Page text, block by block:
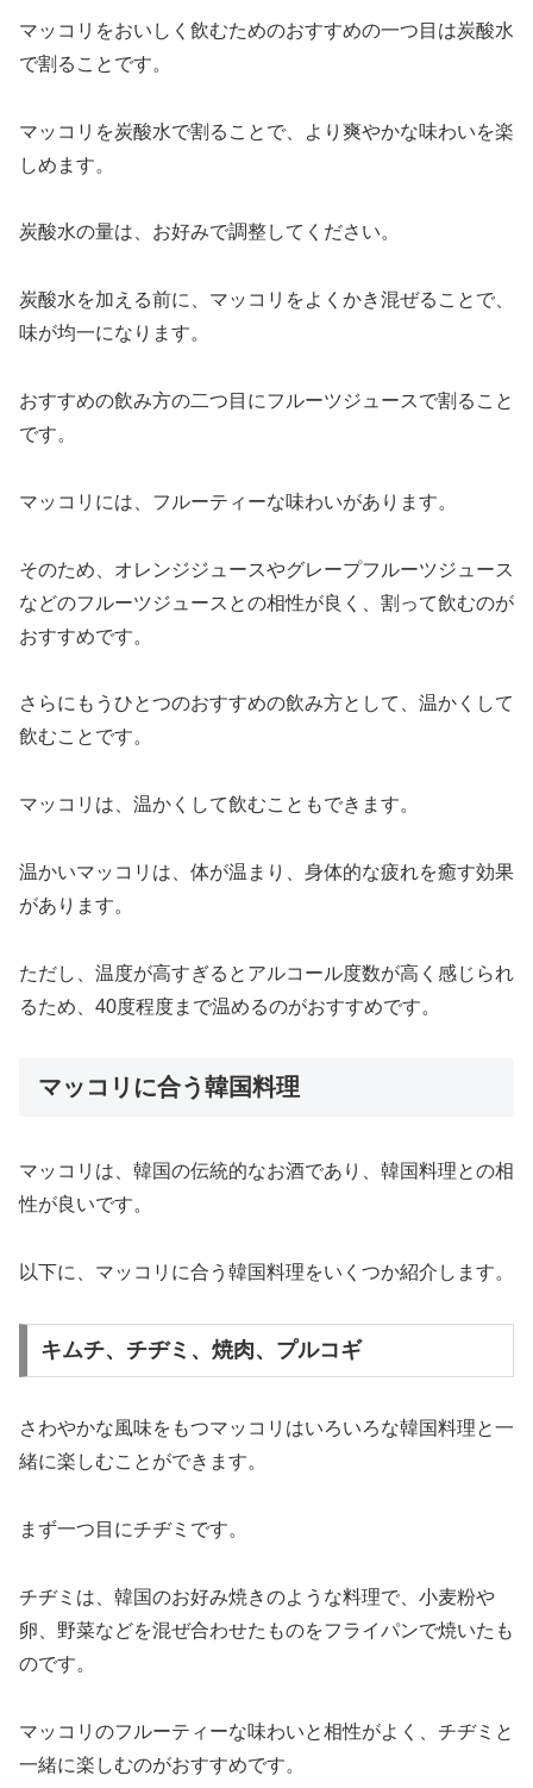
マッコリをおいしく飲むためのおすすめの一つ目は炭酸水
で割ることです。
マッコリを炭酸水で割ることで、より爽やかな味わいを楽
しめます。
炭酸水の量は、お好みで調整してください。
炭酸水を加える前に、マッコリをよくかき混ぜることで、
味が均一になります。
おすすめの飲み方の二つ目にフルーツジュースで割ること
です。
マッコリには、フルーティーな味わいがあります。
そのため、オレンジジュースやグレープフルーツジュース
などのフルーツジュースとの相性が良く、割って飲むのが
おすすめです。
さらにもうひとつのおすすめの飲み方として、温かくして
飲むことです。
マッコリは、温かくして飲むこともできます。
温かいマッコリは、体が温まり、身体的な疲れを癒す効果
があります。
ただし、温度が高すぎるとアルコール度数が高く感じられ
るため、40度程度まで温めるのがおすすめです。
マッコリに合う韓国料理
マッコリは、韓国の伝統的なお酒であり、韓国料理との相
性が良いです。
以下に、マッコリに合う韓国料理をいくつか紹介します。
キムチ、チヂミ、焼肉、プルコギ
さわやかな風味をもつマッコリはいろいろな韓国料理と一
緒に楽しむことができます。
まず一つ目にチヂミです。
チヂミは、韓国のお好み焼きのような料理で、小麦粉や
卵、野菜などを混ぜ合わせたものをフライパンで焼いたも
のです。
マッコリのフルーティーな味わいと相性がよく、チヂミと
一緒に楽しむのがおすすめです。